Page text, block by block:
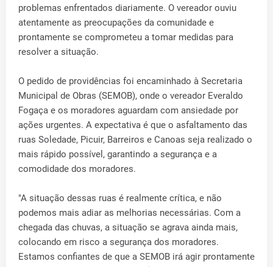
problemas enfrentados diariamente. O vereador ouviu
atentamente as preocupações da comunidade e
prontamente se comprometeu a tomar medidas para
resolver a situação.
O pedido de providências foi encaminhado à Secretaria
Municipal de Obras (SEMOB), onde o vereador Everaldo
Fogaça e os moradores aguardam com ansiedade por
ações urgentes. A expectativa é que o asfaltamento das
ruas Soledade, Picuir, Barreiros e Canoas seja realizado o
mais rápido possível, garantindo a segurança e a
comodidade dos moradores.
"A situação dessas ruas é realmente crítica, e não
podemos mais adiar as melhorias necessárias. Com a
chegada das chuvas, a situação se agrava ainda mais,
colocando em risco a segurança dos moradores.
Estamos confiantes de que a SEMOB irá agir prontamente